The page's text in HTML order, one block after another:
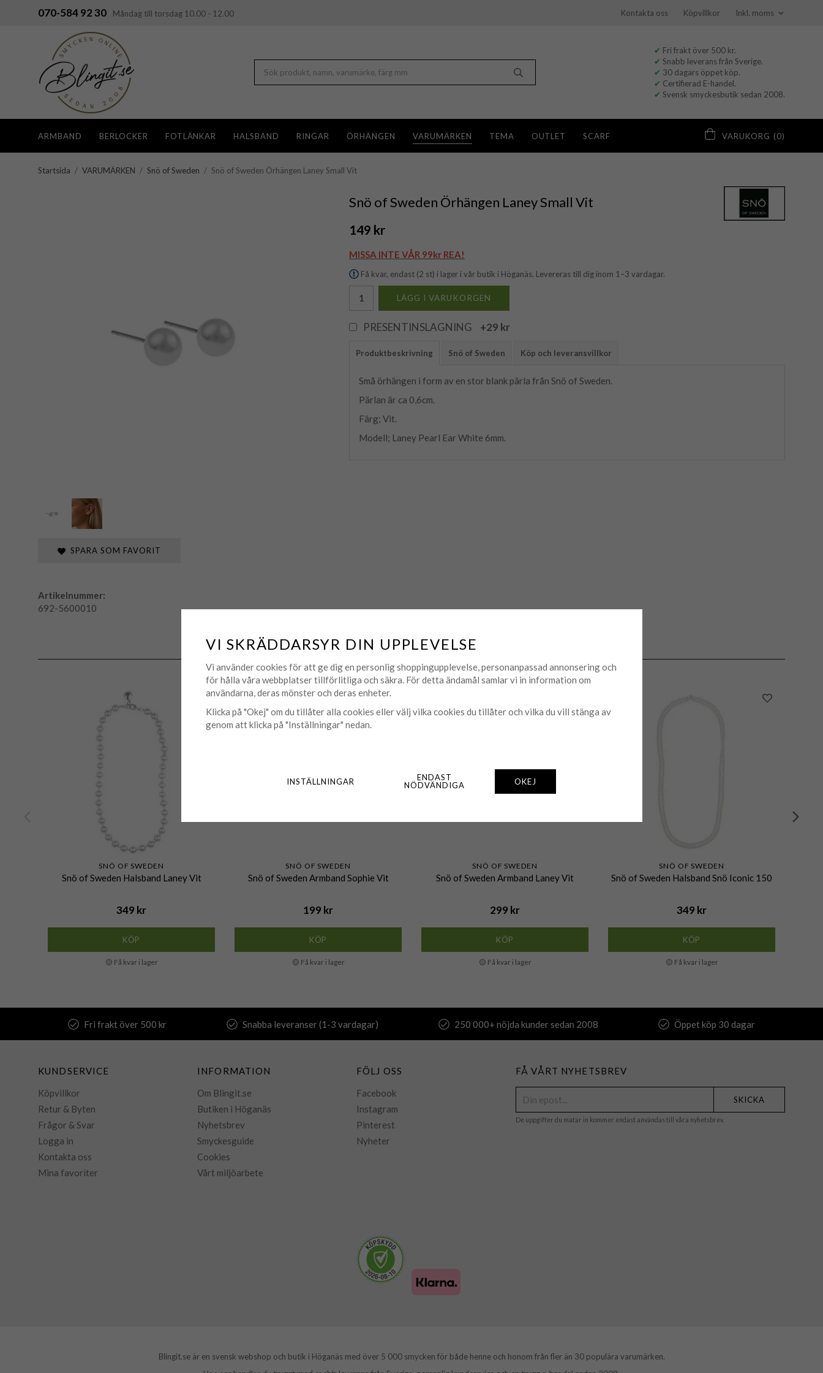
070-584 92 30 Måndag till torsdag 10.00 - 12.00 Kontakta oss Köpvillkor
✔ Fri frakt över 500 kr.
✔ Snabb leverans från Sverige.
✔ 30 dagars öppet köp.
✔ Certifierad E-handel.
✔ Svensk smyckesbutik sedan 2008.
ARMBAND BERLOCKER FOTLÄNKAR HALSBAND RINGAR ÖRHÄNGEN VARUMÄRKEN TEMA OUTLET SCARF VARUKORG (0)
Startsida / VARUMÄRKEN / Snö of Sweden / Snö of Sweden Örhängen Laney Small Vit
Snö of Sweden Örhängen Laney Small Vit
149 kr
MISSA INTE VÅR 99kr REA!
Få kvar, endast (2 st) i lager i vår butik i Höganäs. Levereras till dig inom 1–3 vardagar.
LÄGG I VARUKORGEN
PRESENTINSLAGNING +29 kr
Produktbeskrivning Snö of Sweden Köp och leveransvillkor
Små örhängen i form av en stor blank pärla från Snö of Sweden.
Pärlan är ca 0,6cm.
Färg; Vit.
Modell; Laney Pearl Ear White 6mm.
SPARA SOM FAVORIT
Artikelnummer:
692-5600010
SNÖ OF SWEDEN
Snö of Sweden Halsband Laney Vit
349 kr
KÖP
🟡 Få kvar i lager
SNÖ OF SWEDEN
Snö of Sweden Armband Sophie Vit
199 kr
KÖP
🟡 Få kvar i lager
SNÖ OF SWEDEN
Snö of Sweden Armband Laney Vit
299 kr
KÖP
🟡 Få kvar i lager
SNÖ OF SWEDEN
Snö of Sweden Halsband Snö Iconic 150
349 kr
KÖP
🟡 Få kvar i lager
Fri frakt över 500 kr Snabba leveranser (1-3 vardagar) 250 000+ nöjda kunder sedan 2008 Öppet köp 30 dagar
KUNDSERVICE
Köpvillkor
Retur & Byten
Frågor & Svar
Logga in
Kontakta oss
Mina favoriter
INFORMATION
Om Blingit.se
Butiken i Höganäs
Nyhetsbrev
Smyckesguide
Cookies
Vårt miljöarbete
FÖLJ OSS
Facebook
Instagram
Pinterest
Nyheter
FÅ VÅRT NYHETSBREV
SKICKA
De uppgifter du matar in kommer endast användas till våra nyhetsbrev.
Blingit.se är en svensk webshop och butik i Höganäs med över 5 000 smycken för både henne och honom från fler än 30 populära varumärken.
VI SKRÄDDARSYR DIN UPPLEVELSE
Vi använder cookies för att ge dig en personlig shoppingupplevelse, personanpassad annonsering och
för hålla våra webbplatser tillförlitliga och säkra. För detta ändamål samlar vi in information om
användarna, deras mönster och deras enheter.
Klicka på "Okej" om du tillåter alla cookies eller välj vilka cookies du tillåter och vilka du vill stänga av
genom att klicka på "Inställningar" nedan.
INSTÄLLNINGAR
ENDAST
NÖDVÄNDIGA
OKEJ